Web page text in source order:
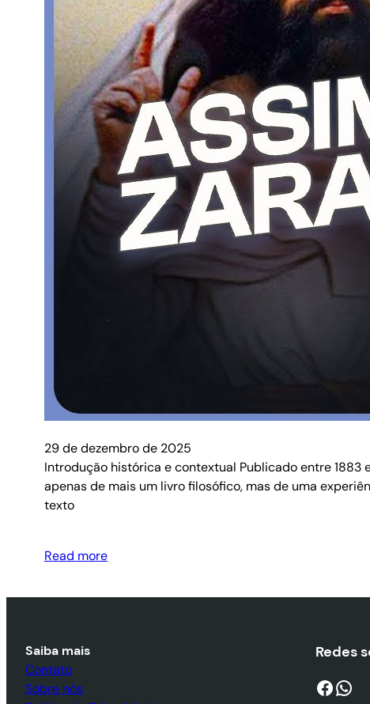
29 de dezembro de 2025
Introdução histórica e contextual Publicado entre 1883
apenas de mais um livro filosófico, mas de uma
texto
Read more
Saiba mais
Contato
Sobre nós
Redes
Facebook WhatsApp